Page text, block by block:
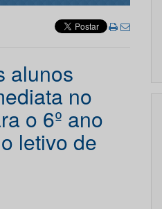
alunos
no
o 6º ano
letivo de